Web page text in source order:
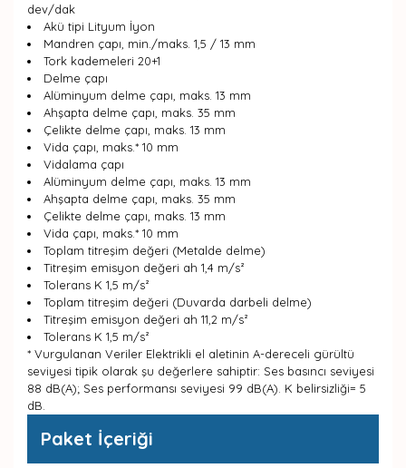
dev/dak
Akü tipi Lityum İyon
Mandren çapı, min./maks. 1,5 / 13 mm
Tork kademeleri 20+1
Delme çapı
Alüminyum delme çapı, maks. 13 mm
Ahşapta delme çapı, maks. 35 mm
Çelikte delme çapı, maks. 13 mm
Vida çapı, maks.* 10 mm
Vidalama çapı
Alüminyum delme çapı, maks. 13 mm
Ahşapta delme çapı, maks. 35 mm
Çelikte delme çapı, maks. 13 mm
Vida çapı, maks.* 10 mm
Toplam titreşim değeri (Metalde delme)
Titreşim emisyon değeri ah 1,4 m/s²
Tolerans K 1,5 m/s²
Toplam titreşim değeri (Duvarda darbeli delme)
Titreşim emisyon değeri ah 11,2 m/s²
Tolerans K 1,5 m/s²
* Vurgulanan Veriler Elektrikli el aletinin A-dereceli gürültü
seviyesi tipik olarak şu değerlere sahiptir: Ses basıncı seviyesi
88 dB(A); Ses performansı seviyesi 99 dB(A). K belirsizliği= 5
dB.
Paket İçeriği